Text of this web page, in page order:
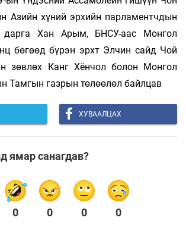
Азийн хүний эрхийн парламентчдын
Хан Арым, БНСУ-аас Монгол
бөгөөд бүрэн эрхт Элчин сайд Чой
зөвлөх Канг Хёнчол болон Монгол
Тамгын газрын төлөөлөл байлцав
ХУВААЛЦАХ
ямар санагдав?
0 0 0 0